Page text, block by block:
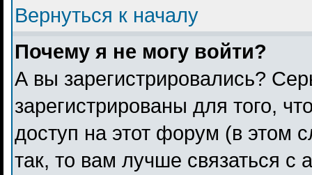
Вернуться к началу
Почему я не могу войти?
А вы зарегистрировались?
зарегистрированы для того,
доступ на этот форум (в этом
так, то вам лучше связаться